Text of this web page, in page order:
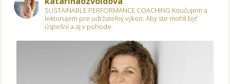
SUSTAINABLE PERFORMANCE COACHING Koučujem a
lektorujem pre udržateľný výkon.Aby ste mohli byť
úspešní a aj v pohode.